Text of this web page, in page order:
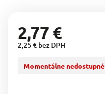
2,77 €
2,25 € bez DPH
Momentálne nedostupné